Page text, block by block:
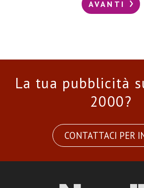
AVANTI
La tua pubblicità
2000?
CONTATTACI PER